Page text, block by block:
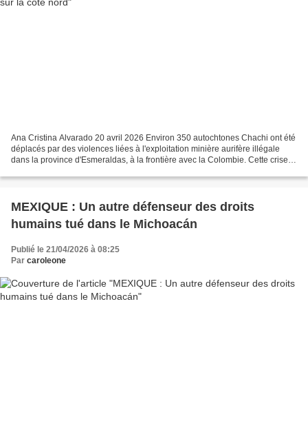
Ana Cristina Alvarado 20 avril 2026 Environ 350 autochtones Chachi ont été
déplacés par des violences liées à l'exploitation minière aurifère illégale
dans la province d'Esmeraldas, à la frontière avec la Colombie. Cette crise
MEXIQUE : Un autre défenseur des droits
humains tué dans le Michoacán
Publié le 21/04/2026 à 08:25
Par caroleone